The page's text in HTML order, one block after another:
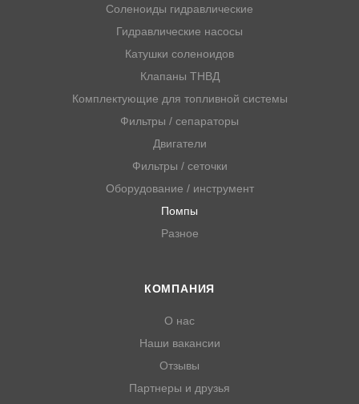
Соленоиды гидравлические
Гидравлические насосы
Катушки соленоидов
Клапаны ТНВД
Комплектующие для топливной системы
Фильтры / сепараторы
Двигатели
Фильтры / сеточки
Оборудование / инструмент
Помпы
Разное
КОМПАНИЯ
О нас
Наши вакансии
Отзывы
Партнеры и друзья